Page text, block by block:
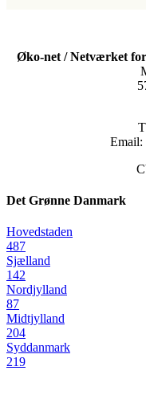
Øko-net / Netværket
Email:
Det Grønne Danmark
Hovedstaden
487
Sjælland
142
Nordjylland
87
Midtjylland
204
Syddanmark
219